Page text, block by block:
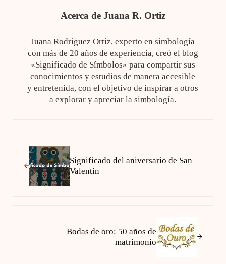
Acerca de Juana R. Ortiz
Juana Rodriguez Ortiz, experto en simbología
con más de 20 años de experiencia, creó el blog
«Significado de Símbolos» para compartir sus
conocimientos y estudios de manera accesible
y entretenida, con el objetivo de inspirar a otros
a explorar y apreciar la simbología.
Significado del aniversario de San
Valentín
Bodas de oro: 50 años de
matrimonio